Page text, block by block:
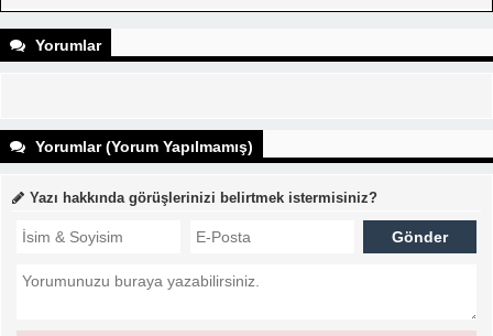
Yorumlar
Yorumlar (Yorum Yapılmamış)
Yazı hakkında görüşlerinizi belirtmek istermisiniz?